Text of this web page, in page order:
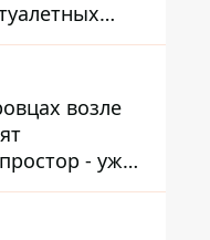
домом
возле
- уже